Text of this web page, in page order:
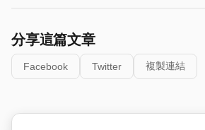
分享這篇文章
Facebook Twitter 複製連結